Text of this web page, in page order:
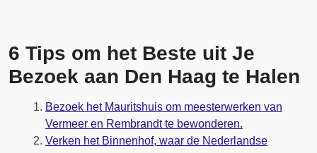
6 Tips om het Beste uit Je
Bezoek aan Den Haag te Halen
Bezoek het Mauritshuis om meesterwerken van
Vermeer en Rembrandt te bewonderen.
Verken het Binnenhof, waar de Nederlandse